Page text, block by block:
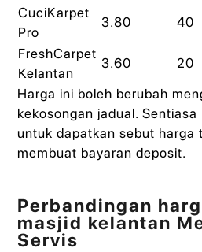
CuciKarpet
Pro
3.80 40
FreshCarpet
Kelantan
3.60 20
Harga ini boleh berubah
kekosongan jadual.
untuk dapatkan sebut harga
membuat bayaran deposit.
Perbandingan
masjid kelantan
Servis